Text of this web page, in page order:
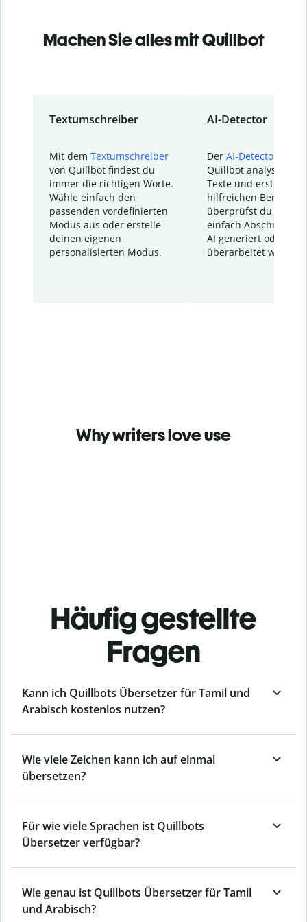
Machen Sie alles mit Quillbot
Textumschreiber
Mit dem Textumschreiber
von Quillbot findest du
immer die richtigen Worte.
Wähle einfach den
passenden vordefinierten
Modus aus oder erstelle
deinen eigenen
personalisierten Modus.
AI-Detector
Der AI-Detector
Quillbot analysiert
Texte und erstellt
hilfreichen Bericht.
überprüfst du
einfach Abschnitte,
AI generiert oder
überarbeitet wurden.
Why writers love use
Häufig gestellte
Fragen
Kann ich Quillbots Übersetzer für Tamil und
Arabisch kostenlos nutzen?
Wie viele Zeichen kann ich auf einmal
übersetzen?
Für wie viele Sprachen ist Quillbots
Übersetzer verfügbar?
Wie genau ist Quillbots Übersetzer für Tamil
und Arabisch?